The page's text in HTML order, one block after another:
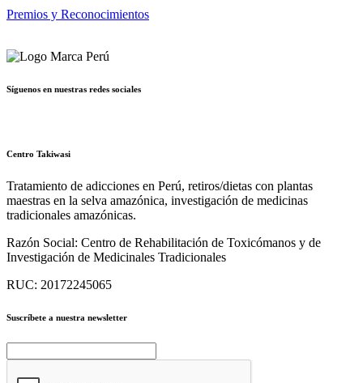
Premios y Reconocimientos
Síguenos en nuestras redes sociales
Centro Takiwasi
Tratamiento de adicciones en Perú, retiros/dietas con plantas
maestras en la selva amazónica, investigación de medicinas
tradicionales amazónicas.
Razón Social: Centro de Rehabilitación de Toxicómanos y de
Investigación de Medicinales Tradicionales
RUC: 20172245065
Suscríbete a nuestra newsletter